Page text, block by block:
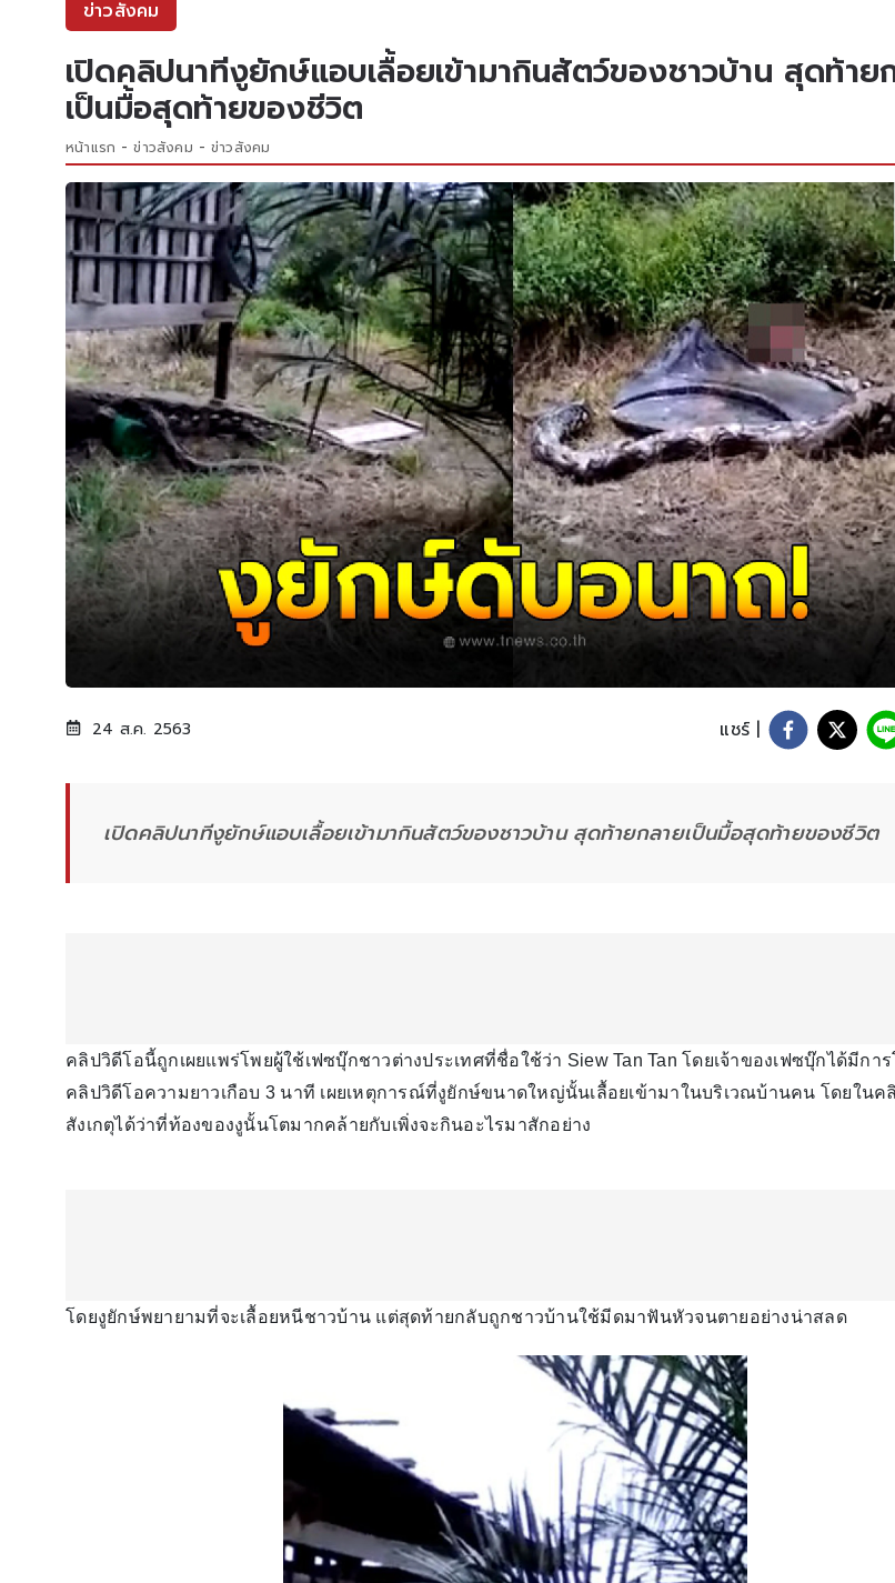
ข่าวสังคม
เปิดคลิปนาทีงูยักษ์แอบเลื้อยเข้ามากินสัตว์ของชาวบ้าน สุดท้าย
เป็นมื้อสุดท้ายของชีวิต
หน้าแรก ข่าวสังคม ข่าวสังคม
24 ส.ค. 2563 แชร์ |
เปิดคลิปนาทีงูยักษ์แอบเลื้อยเข้ามากินสัตว์ของชาวบ้าน สุดท้ายกลายเป็นมื้อสุดท้ายของชีวิต
คลิปวิดีโอนี้ถูกเผยแพร่โพยผู้ใช้เฟซบุ๊กชาวต่างประเทศที่ชื่อใช้ว่า Siew Tan Tan โดยเจ้าของเฟซบุ๊กได้มีกา
คลิปวิดีโอความยาวเกือบ 3 นาที เผยเหตุการณ์ที่งูยักษ์ขนาดใหญ่นั้นเลื้อยเข้ามาในบริเวณบ้านคน โดยในค
สังเกตุได้ว่าที่ท้องของงูนั้นโตมากคล้ายกับเพิ่งจะกินอะไรมาสักอย่าง
โดยงูยักษ์พยายามที่จะเลื้อยหนีชาวบ้าน แต่สุดท้ายกลับถูกชาวบ้านใช้มีดมาฟันหัวจนตายอย่างน่าสลด